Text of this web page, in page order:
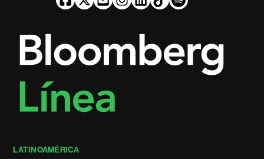
LATINOAMÉRICA